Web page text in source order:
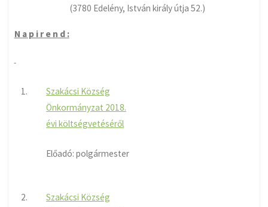
(3780 Edelény, István király útja 52.)
N a p i r e n d :
1.
Szakácsi Község
Önkormányzat 2018.
évi költségvetéséről
Előadó: polgármester
2.
Szakácsi Község